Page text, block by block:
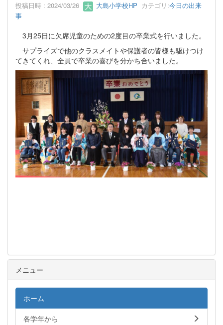
投稿日時 : 2024/03/26 大島小学校HP カテゴリ:今日の出来
事
3月25日に欠席児童のための2度目の卒業式を行いました。
サプライズで他のクラスメイトや保護者の皆様も駆けつけ
てきてくれ、全員で卒業の喜びを分かち合いました。
メニュー
ホーム
各学年から